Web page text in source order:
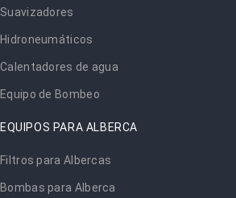
Suavizadores
Hidroneumáticos
Calentadores de agua
Equipo de Bombeo
EQUIPOS PARA ALBERCA
Filtros para Albercas
Bombas para Alberca